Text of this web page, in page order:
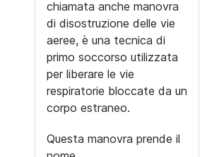
chiamata anche manovra
di disostruzione delle vie
aeree, è una tecnica di
primo soccorso utilizzata
per liberare le vie
respiratorie bloccate da un
corpo estraneo.
Questa manovra prende il